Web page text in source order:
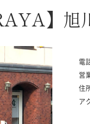
】旭
電
営
住
ア